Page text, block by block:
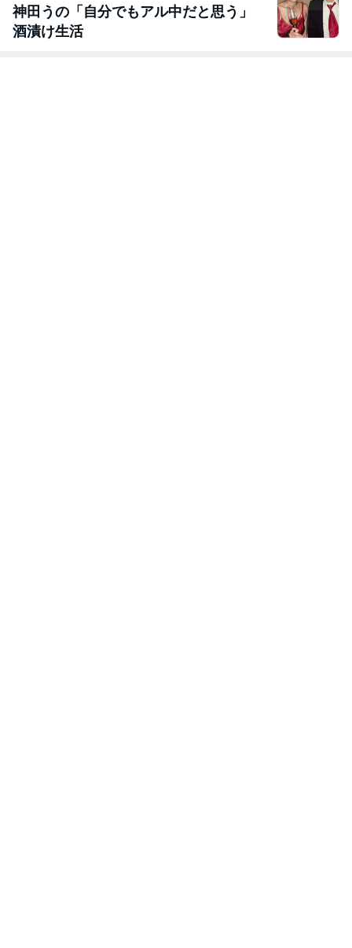
神田うの「自分でもアル中だと思う」
酒漬け生活